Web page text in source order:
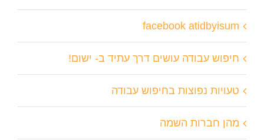
facebook atidbyisum
חיפוש עבודה עושים דרך עתיד ב- ישום!
טעויות נפוצות בחיפוש עבודה
מהן חברות השמה